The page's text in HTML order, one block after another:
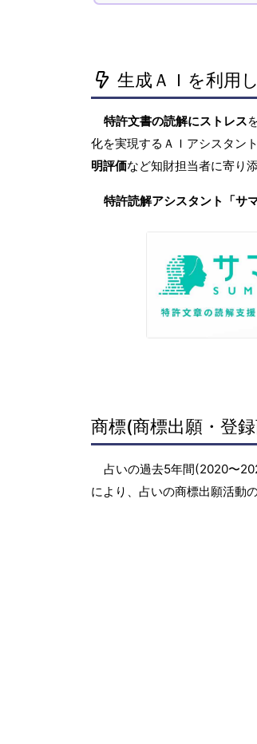
生成ＡＩを利用
特許文書の読解にストレス
化を実現するＡＩアシスタン
明評価など知財担当者に寄り
特許読解アシスタント「サ
商標(商標出願・登
占いの過去5年間(2020〜
により、占いの商標出願活動